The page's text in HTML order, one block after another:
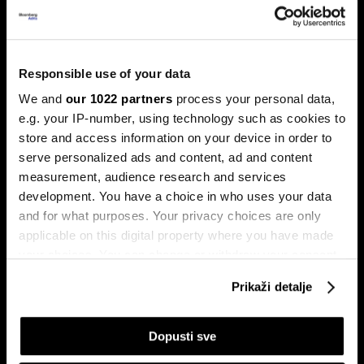
Responsible use of your data
We and our 1022 partners process your personal data,
e.g. your IP-number, using technology such as cookies to
store and access information on your device in order to
serve personalized ads and content, ad and content
measurement, audience research and services
development. You have a choice in who uses your data
and for what purposes. Your privacy choices are only
applicable on this digital property where you have made
If you allow, we would also like to:
Collect information about your geographical
Prikaži detalje
Dopusti sve
Banke traže veći limit za potrošačke
Banke u Bosni i Hercegovini (BiH) traže povećanje limita za
potrošačke, odnosno nenamjenske kredite sa sadašnjih
50.000 KM, tvrdeći da taj prag više ne odgovara rastu
plata i životnih troškova.
klijentima četiri banke u BiH
BiH ulazi u eru instant plaćanja:
10 sekundi